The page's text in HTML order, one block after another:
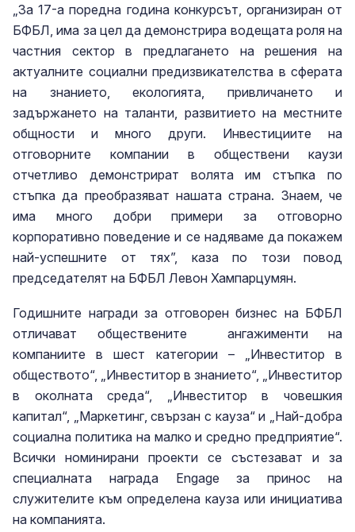
„За 17-а поредна година конкурсът, организиран от
БФБЛ, има за цел да демонстрира водещата роля на
частния сектор в предлагането на решения на
актуалните социални предизвикателства в сферата
на знанието, екологията, привличането и
задържането на таланти, развитието на местните
общности и много други. Инвестициите на
отговорните компании в обществени каузи
отчетливо демонстрират волята им стъпка по
стъпка да преобразяват нашата страна. Знаем, че
има много добри примери за отговорно
корпоративно поведение и се надяваме да покажем
най-успешните от тях”, каза по този повод
председателят на БФБЛ Левон Хампарцумян.
Годишните награди за отговорен бизнес на БФБЛ
отличават обществените ангажименти на
компаниите в шест категории – „Инвеститор в
обществото“, „Инвеститор в знанието“, „Инвеститор
в околната среда“, „Инвеститор в човешкия
капитал“, „Маркетинг, свързан с кауза“ и „Най-добра
социална политика на малко и средно предприятие“.
Всички номинирани проекти се състезават и за
специалната награда Еngage за принос на
служителите към определена кауза или инициатива
на компанията.